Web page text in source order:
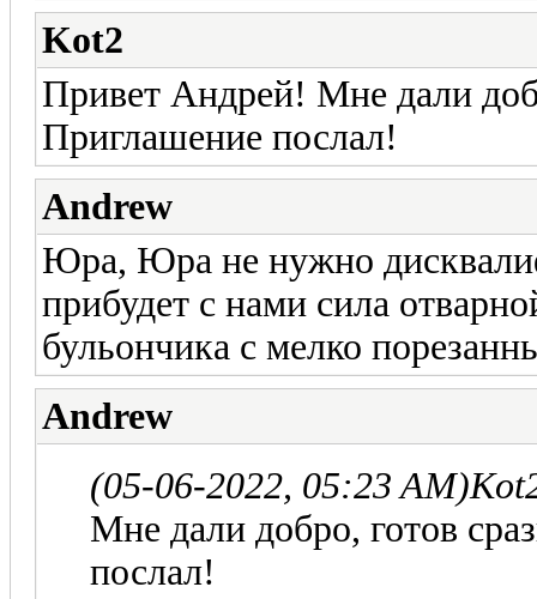
Kot2
Привет Андрей! Мне дали
Приглашение послал!
Andrew
Юра, Юра не нужно
прибудет с нами сила
бульончика с мелко
Andrew
(05-06-2022, 05:23 AM)
Мне дали добро, готов
послал!